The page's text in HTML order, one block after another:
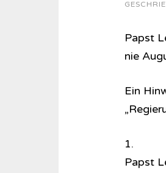
Papst
nie
Ein
1.
Papst